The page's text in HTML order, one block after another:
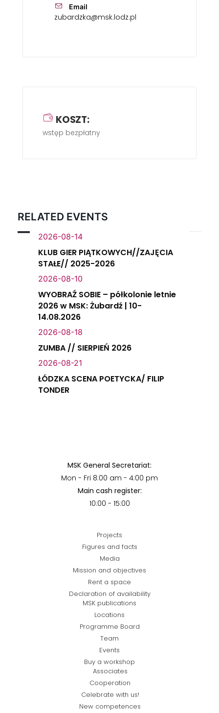
Email
zubardzka@msk.lodz.pl
KOSZT:
wstęp bezpłatny
RELATED EVENTS
2026-08-14
KLUB GIER PIĄTKOWYCH//ZAJĘCIA
STAŁE// 2025-2026
2026-08-10
WYOBRAŹ SOBIE – półkolonie letnie
2026 w MSK: Żubardź | 10-
14.08.2026
2026-08-18
ZUMBA // SIERPIEŃ 2026
2026-08-21
ŁÓDZKA SCENA POETYCKA/ FILIP
TONDER
MSK General Secretariat:
Mon - Fri 8:00 am - 4:00 pm
Main cash register:
10:00 - 15:00
Projects
Figures and facts
Media
Mission and objectives
Rent a space
Declaration of availability
MSK publications
Locations
Programme Board
Team
Events
Buy a workshop
Associates
Cooperation
Celebrate with us!
New competences